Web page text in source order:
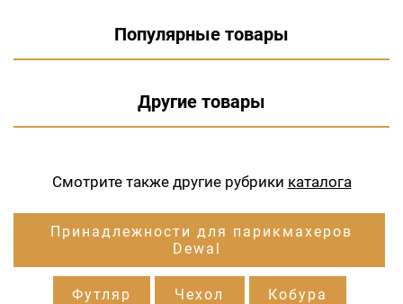
Популярные товары
Другие товары
Смотрите также другие рубрики каталога
Принадлежности для парикмахеров
Dewal
Футляр Чехол Кобура